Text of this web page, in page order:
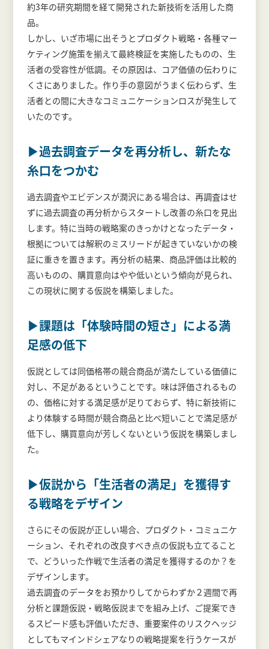
約3年の研究期間を経て開発された新技術を活用した商
品。
しかし、いざ市場に出そうとプロダクト戦略・各種マー
ケティング施策を揃えて最終検証を実施したものの、生
活者の受容性が低調。その原因は、コア価値の伝わりに
くさにありました。作り手の意図がうまく伝わらず、生
活者との間に大きなコミュニケーションロスが発生して
いたのです。
▶過去調査データを再分析し、新たな
糸口をつかむ
過去調査やエビデンスが潤沢にある場合は、再調査はせ
ずに過去調査の再分析からスタートし改善の糸口を見出
します。特に当時の戦略案のきっかけとなったデータ・
根拠については解釈のミスリードが起きていないかの検
証に重きを置きます。再分析の結果、商品評価は比較的
高いものの、購買意向はやや低いという傾向が見られ、
この現状に関する仮説を構築しました。
▶課題は「体験時間の短さ」による満
足感の低下
仮説としては同価格帯の競合商品が満たしている価値に
対し、不足があるということです。味は評価されるもの
の、価格に対する満足感が足りておらず、特に新技術に
より体験する時間が競合商品と比べ短いことで満足感が
低下し、購買意向が芳しくないという仮説を構築しまし
た。
▶仮説から「生活者の満足」を獲得す
る戦略をデザイン
さらにその仮説が正しい場合、プロダクト・コミュニケ
ーション、それぞれの改良すべき点の仮説も立てること
で、どういった作戦で生活者の満足を獲得するのか？を
デザインします。
過去調査のデータをお預かりしてからわずか２週間で再
分析と課題仮説・戦略仮説までを組み上げ、ご提案でき
るスピード感も評価いただき、重要案件のリスクヘッジ
としてもマインドシェアなりの戦略提案を行うケースが